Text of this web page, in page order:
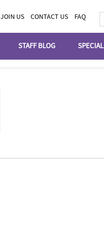
JOIN US CONTACT US FAQ
STAFF BLOG SPECIAL